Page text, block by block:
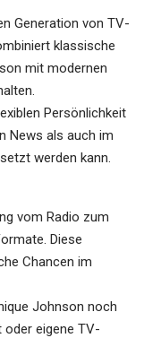
Generation von TV-
klassische
mit modernen
Persönlichkeit
News als auch im
werden kann.
vom Radio zum
Diese
Chancen im
Johnson noch
eigene TV-